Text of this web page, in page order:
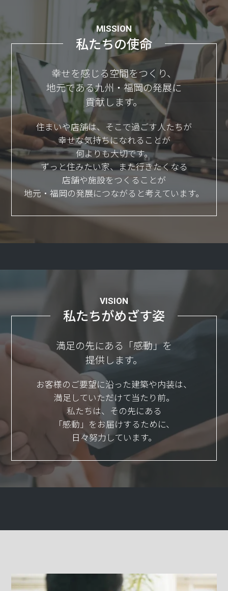
MISSION
私たちの使命
幸せを感じる空間をつくり、
地元である九州・福岡の発展に
貢献します。
住まいや店舗は、そこで過ごす人たちが
幸せな気持ちになれることが
何よりも大切です。
ずっと住みたい家、また行きたくなる
店舗や施設をつくることが
地元・福岡の発展につながると考えています。
VISION
私たちがめざす姿
満足の先にある「感動」を
提供します。
お客様のご要望に沿った建築や内装は、
満足していただけて当たり前。
私たちは、その先にある
「感動」をお届けするために、
日々努力しています。